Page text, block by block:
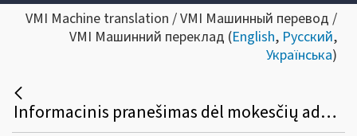
VMI Machine translation / VMI Машинный перевод /
VMI Машинний переклад (English, Русский,
Українська)
Informacinis pranešimas dėl mokesčių administravimo įstatymo 26 straipsnio 1 dalies 9, 10 ir 12 punktų ir 2 dalies apibendrinto paaiškinimo (komentaro) pakeitimo